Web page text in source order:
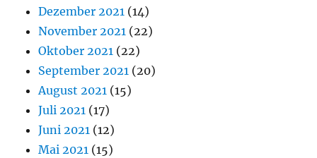
Dezember 2021 (14)
November 2021 (22)
Oktober 2021 (22)
September 2021 (20)
August 2021 (15)
Juli 2021 (17)
Juni 2021 (12)
Mai 2021 (15)